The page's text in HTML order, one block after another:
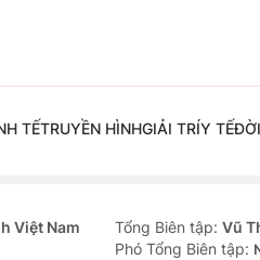
TẾTRUYỀN HÌNHGIẢI TRÍY TẾ
Việt Nam
Tổng Biên tập: Vũ
Phó Tổng Biên tập: